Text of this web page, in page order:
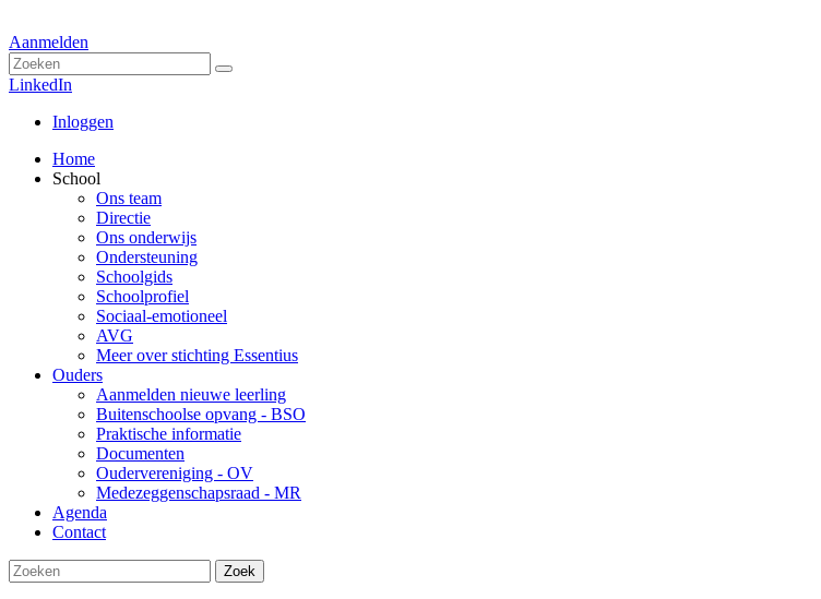
Aanmelden
LinkedIn
Inloggen
Home
School
Ons team
Directie
Ons onderwijs
Ondersteuning
Schoolgids
Schoolprofiel
Sociaal-emotioneel
AVG
Meer over stichting Essentius
Ouders
Aanmelden nieuwe leerling
Buitenschoolse opvang - BSO
Praktische informatie
Documenten
Oudervereniging - OV
Medezeggenschapsraad - MR
Agenda
Contact
Zoek